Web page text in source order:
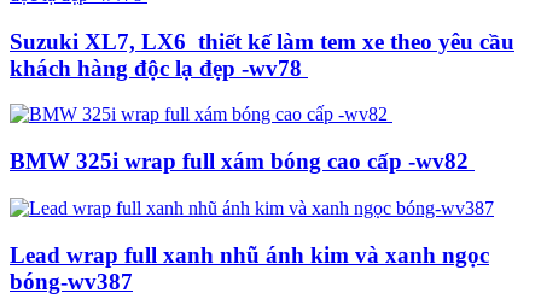
Suzuki XL7, LX6 thiết kế làm tem xe theo yêu cầu
khách hàng độc lạ đẹp -wv78
BMW 325i wrap full xám bóng cao cấp -wv82
Lead wrap full xanh nhũ ánh kim và xanh ngọc
bóng-wv387